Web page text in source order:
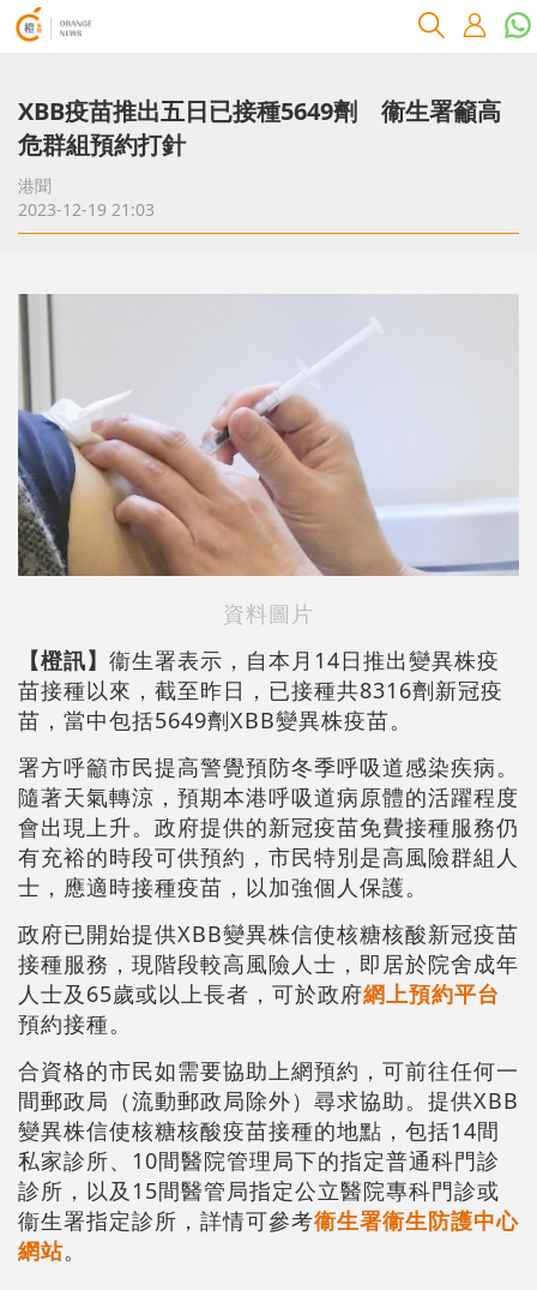
XBB疫苗推出五日已接種5649劑 衞生署籲高
危群組預約打針
港聞
2023-12-19 21:03
資料圖片
【橙訊】 衞生署表示，自本月14日推出變異株疫
苗接種以來，截至昨日，已接種共8316劑新冠疫
苗，當中包括5649劑XBB變異株疫苗。
署方呼籲市民提高警覺預防冬季呼吸道感染疾病。
隨著天氣轉涼，預期本港呼吸道病原體的活躍程度
會出現上升。政府提供的新冠疫苗免費接種服務仍
有充裕的時段可供預約，市民特別是高風險群組人
士，應適時接種疫苗，以加強個人保護。
政府已開始提供XBB變異株信使核糖核酸新冠疫苗
接種服務，現階段較高風險人士，即居於院舍成年
人士及65歲或以上長者，可於政府網上預約平台
預約接種。
合資格的市民如需要協助上網預約，可前往任何一
間郵政局（流動郵政局除外）尋求協助。提供XBB
變異株信使核糖核酸疫苗接種的地點，包括14間
私家診所、10間醫院管理局下的指定普通科門診
診所，以及15間醫管局指定公立醫院專科門診或
衞生署指定診所，詳情可參考衞生署衞生防護中心
網站。